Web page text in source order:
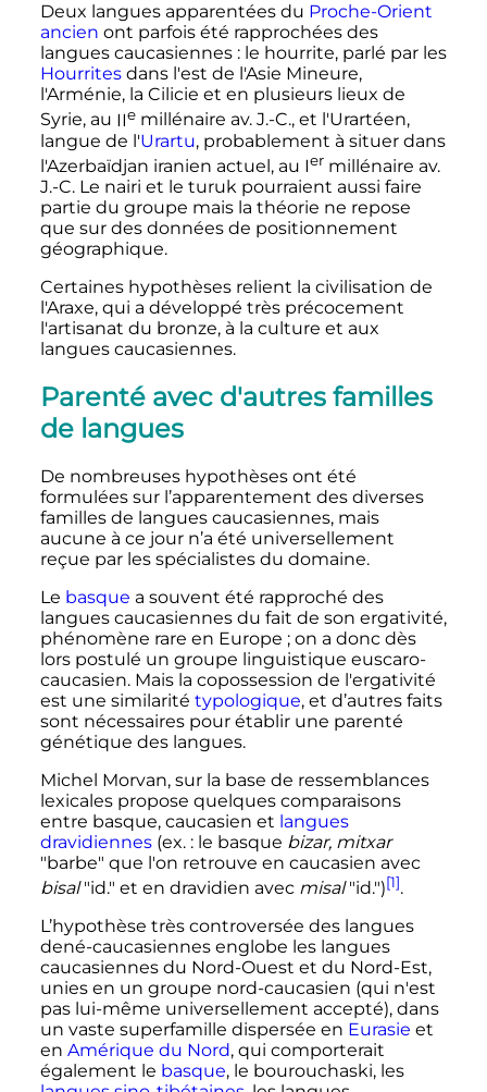
Deux langues apparentées du Proche-Orient
ancien ont parfois été rapprochées des
langues caucasiennes : le hourrite, parlé par les
Hourritesdans l'est de l'Asie Mineure,
l'Arménie, la Cilicie et en plusieurs lieux de
Syrie, au IIemillénaire av. J.-C., et l'Urartéen,
langue de l'Urartu, probablement à situer dans
l'Azerbaïdjan iranien actuel, au Iermillénaire av.
J.-C.Le nairi et le turuk pourraient aussi faire
partie du groupe mais la théorie ne repose
que sur des données de positionnement
géographique.
Certaines hypothèses relient la civilisation de
l'Araxe, qui a développé très précocement
l'artisanat du bronze, à la culture et aux
langues caucasiennes.
Parenté avec d'autres familles
de langues
De nombreuses hypothèses ont été
formulées sur l’apparentement des diverses
familles de langues caucasiennes, mais
aucune à ce jour n’a été universellement
reçue par les spécialistes du domaine.
Le basque a souvent été rapproché des
langues caucasiennes du fait de son ergativité,
phénomène rare en Europe ; on a donc dès
lors postulé un groupe linguistique euscaro-
caucasien. Mais la copossession de l'ergativité
est une similarité typologique, et d’autres faits
sont nécessaires pour établir une parenté
génétique des langues.
Michel Morvan, sur la base de ressemblances
lexicales propose quelques comparaisons
entre basque, caucasien et langues
dravidiennes(ex. : le basque bizar, mitxar
"barbe" que l'on retrouve en caucasien avec
bisal"id." et en dravidien avec misal"id.")[1].
L’hypothèse très controversée des langues
dené-caucasiennes englobe les langues
caucasiennes du Nord-Ouest et du Nord-Est,
unies en un groupe nord-caucasien (qui n'est
pas lui-même universellement accepté), dans
un vaste superfamille dispersée en Eurasie et
en Amérique du Nord, qui comporterait
également le basque, le bourouchaski, les